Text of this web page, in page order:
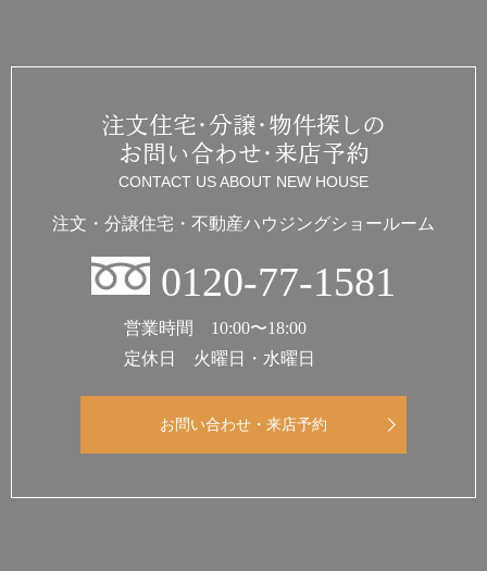
注文住宅・分譲・物件探しの
お問い合わせ・来店予約
CONTACT US ABOUT NEW HOUSE
注文・分譲住宅・不動産ハウジングショールーム
0120-77-1581
営業時間 10:00〜18:00
定休日 火曜日・水曜日
お問い合わせ・来店予約